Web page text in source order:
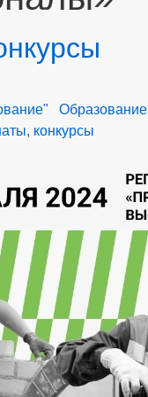
Образование
конкурсы